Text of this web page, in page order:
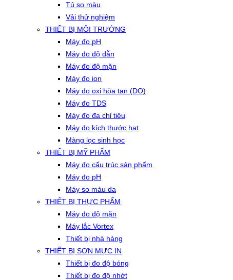
Tủ so màu
Vải thử nghiệm
THIẾT BỊ MÔI TRƯỜNG
Máy đo pH
Máy đo độ dẫn
Máy đo độ mặn
Máy đo ion
Máy đo oxi hòa tan (DO)
Máy đo TDS
Máy đo đa chỉ tiêu
Máy đo kích thước hạt
Màng lọc sinh học
THIẾT BỊ MỸ PHẨM
Máy đo cấu trúc sản phẩm
Máy đo pH
Máy so màu da
THIẾT BỊ THỰC PHẨM
Máy đo độ mặn
Máy lắc Vortex
Thiết bị nhà hàng
THIẾT BỊ SƠN MỰC IN
Thiết bị đo độ bóng
Thiết bị đo độ nhớt